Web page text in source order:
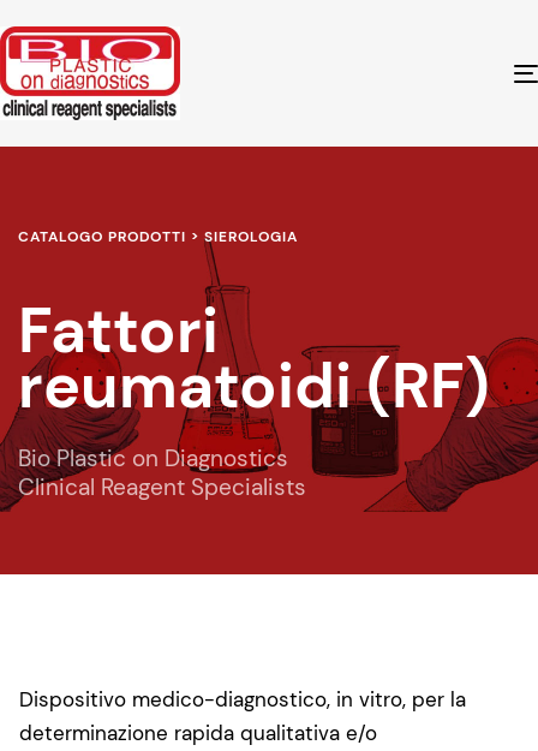
CATALOGO PRODOTTI > SIEROLOGIA
Fattori
reumatoidi (RF)
Bio Plastic on Diagnostics
Clinical Reagent Specialists
Dispositivo medico-diagnostico, in vitro, per la
determinazione rapida qualitativa e/o